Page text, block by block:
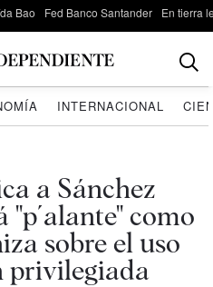
Bao Fed Banco Santander En tierra
INTERNACIONAL
a Sánchez
como
sobre el uso
privilegiada